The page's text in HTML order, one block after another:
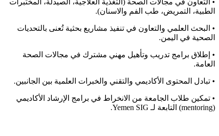
الطبية، التمريض، طب الفم والاسنان).
• البحث العلمي والتعاون في تنفيذ مشاريع بحثية تُعنى بالتحديات
الصحية في اليمن.
• إطلاق برامج تدريب وتأهيل مهني مشترك في مجالات الصحة
العامة.
• تبادل المحتوى الأكاديمي والتقني والخبرات العلمية بين الجانبين.
• تمكين طلاب الجامعة من الانخراط في برامج الإرشاد الأكاديمي
(mentoring) التابعة لـ Yemen SIG.